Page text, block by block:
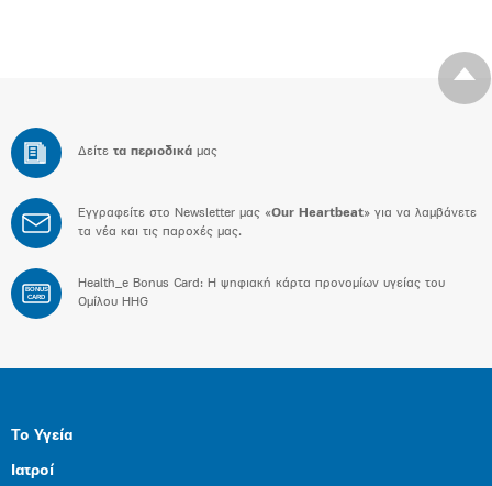
Δείτε τα περιοδικά μας
Εγγραφείτε στο Newsletter μας «Our Heartbeat» για να λαμβάνετε
τα νέα και τις παροχές μας.
BONUS
CARD
Health_e Bonus Card: H ψηφιακή κάρτα προνομίων υγείας του
Ομίλου HHG
Το Υγεία
Ιατροί